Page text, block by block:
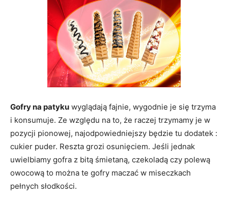
Gofry na patyku wyglądają fajnie, wygodnie je się trzyma
i konsumuje. Ze względu na to, że raczej trzymamy je w
pozycji pionowej, najodpowiedniejszy będzie tu dodatek :
cukier puder. Reszta grozi osunięciem. Jeśli jednak
uwielbiamy gofra z bitą śmietaną, czekoladą czy polewą
owocową to można te gofry maczać w miseczkach
pełnych słodkości.